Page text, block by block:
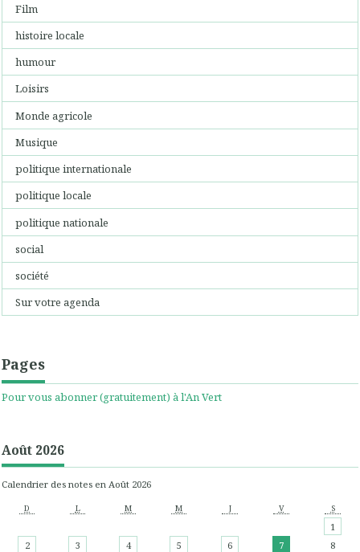
Film
histoire locale
humour
Loisirs
Monde agricole
Musique
politique internationale
politique locale
politique nationale
social
société
Sur votre agenda
Pages
Pour vous abonner (gratuitement) à l'An Vert
Août 2026
Calendrier des notes en Août 2026
D L M M J V S
1
2
3 4 5 6 7
8